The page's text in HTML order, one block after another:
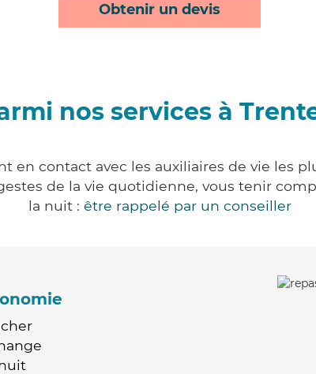
Obtenir un devis
nos services à
en contact avec les auxiliaires de vie les
de la vie quotidienne, vous tenir
la nuit : être rappelé par un conseiller